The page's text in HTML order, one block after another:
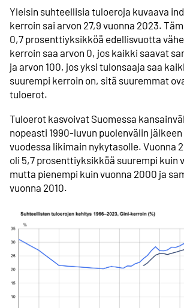
Yleisin suhteellisia tuloeroja kuvaava
kerroin sai arvon 27,9 vuonna 2023.
0,7 prosenttiyksikköä edellisvuotta
kerroin saa arvon 0, jos kaikki saavat
ja arvon 100, jos yksi tulonsaaja saa
suurempi kerroin on, sitä suuremmat
tuloerot.
Tuloerot kasvoivat Suomessa
nopeasti 1990-luvun puolenvälin
vuodessa likimain nykytasolle. Vuonna
oli 5,7 prosenttiyksikköä suurempi kuin
mutta pienempi kuin vuonna 2000 ja
vuonna 2010.